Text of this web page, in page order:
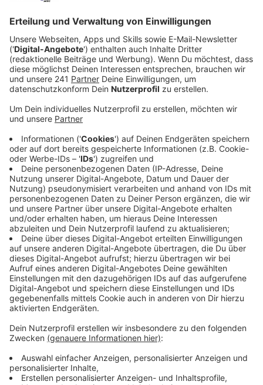
Ressourcen der Polizei zu schonen. Kaum ist St.
Martin vorbei, geht die Diskussion rund um die
Veröffentlicht:Mittwoch, 26.11.2025 06:26
Anzeige
Steigende Sicherheitsauflagen
Anzeige
Der Schulverein der Gemeinschaftsgrundschule
Lützenkirchen hatte sich in einem offenen Brief beim
neuen Oberbürgermeister Stefan Hebbel beschwert.
Martinszüge seien sehr wichtig für die Familien in
Leverkusen, sowohl die kleinen als auch die großen
Umzüge. Sie durch immer mehr Sicherheitsauflagen
und Zusammenlegungen komplizierter zu machen,
wäre keine gute Entscheidung.
Anzeige
Gemeinsamer Austausch
Anzeige